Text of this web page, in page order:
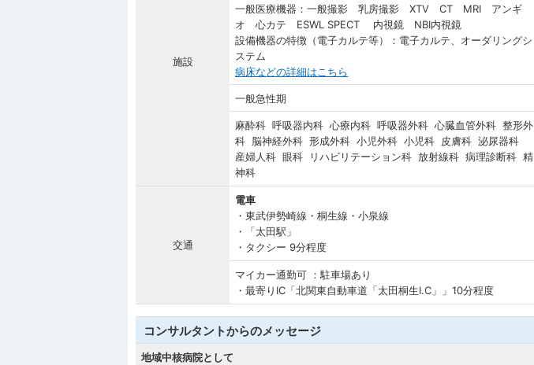
施設
一般医療機器：一般撮影 乳房撮影 XTV CT MRI アンギ
オ 心カテ ESWL SPECT 内視鏡 NBI内視鏡
設備機器の特徴（電子カルテ等）：電子カルテ、オーダリングシ
ステム
病床などの詳細はこちら
一般急性期
麻酔科 呼吸器内科 心療内科 呼吸器外科 心臓血管外科 整形外
科 脳神経外科 形成外科 小児外科 小児科 皮膚科 泌尿器科
産婦人科 眼科 リハビリテーション科 放射線科 病理診断科 精
神科
交通
電車
・東武伊勢崎線・桐生線・小泉線
・「太田駅」
・タクシー 9分程度
マイカー通勤可 ：駐車場あり
・最寄りIC「北関東自動車道「太田桐生I.C」」10分程度
コンサルタントからのメッセージ
地域中核病院として